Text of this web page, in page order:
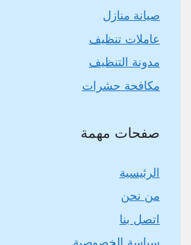
صيانة منازل
عاملات تنظيف
مدونة التنظيف
مكافحة حشرات
صفحات مهمة
الرئيسية
من نحن
اتصل بنا